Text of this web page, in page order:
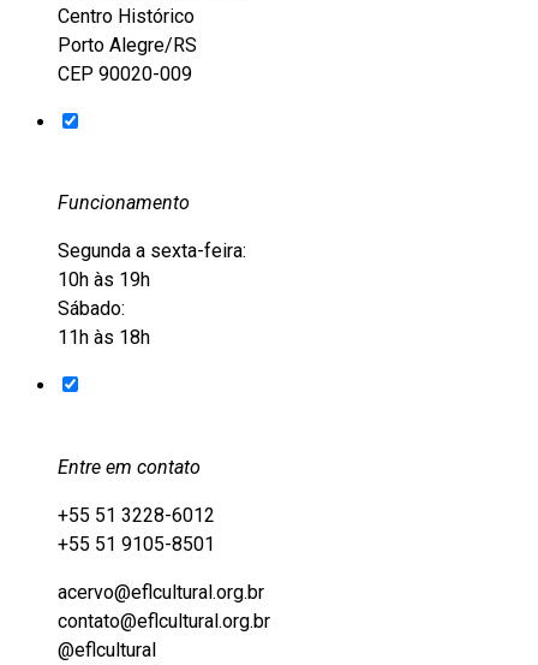
Centro Histórico
Porto Alegre/RS
CEP 90020-009
Funcionamento
Segunda a sexta-feira:
10h às 19h
Sábado:
11h às 18h
Entre em contato
+55 51 3228-6012
+55 51 9105-8501
acervo@eflcultural.org.br
contato@eflcultural.org.br
@eflcultural